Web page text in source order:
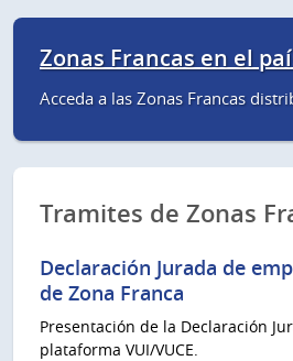
Zonas Francas en el
Acceda a las Zonas Francas
Tramites de Zonas
Declaración Jurada de
de Zona Franca
Presentación de la Declaración
plataforma VUI/VUCE.